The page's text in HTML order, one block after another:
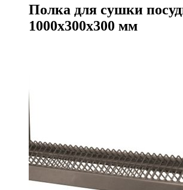
Полка для сушки
1000х300х300 мм